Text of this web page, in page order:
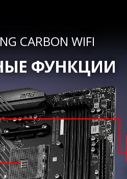
CARBON WIFI
ФУНКЦИИ